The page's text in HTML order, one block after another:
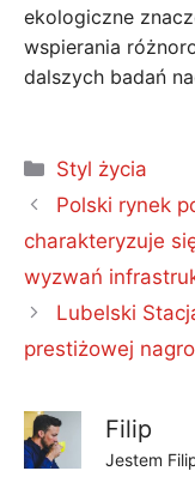
ekologiczne
wspierania
dalszych badań
Kategorie
Styl życia
Polski rynek
charakteryzuje
wyzwań
Lubelski
prestiżowej
Filip
Jestem